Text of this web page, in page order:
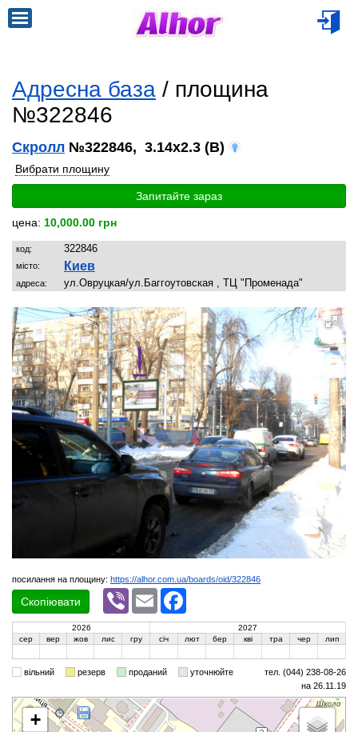
Адресна база / площина
№322846
Скролл №322846, 3.14x2.3 (B)
Вибрати площину
Запитайте зараз
цена: 10,000.00 грн
код: 322846
місто: Киев
адреса: ул.Овруцкая/ул.Баггоутовская , ТЦ "Променада"
посилання на площину: https://alhor.com.ua/boards/oid/322846
Скопіювати
Viber Email
2026
2027
сер
вер жов лис гру січ лют бер кві тра чер лип
вільний резерв проданий уточнюйте
тел. (044) 238-08-26
на 26.11.19
+